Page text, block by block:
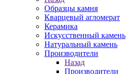
Образцы камня
Кварцевый агломерат
Керамика
Искусственный камень
Натуральный камень
Производители
Назад
Производители